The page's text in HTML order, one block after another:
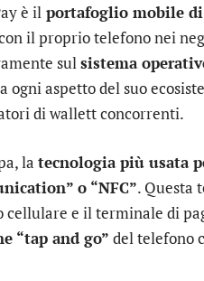
è il portafoglio mobile
il proprio telefono nei
sul sistema
ogni aspetto del suo
di wallett concorrenti.
la tecnologia più usata
o “NFC”. Questa
cellulare e il terminale di
“tap and go” del telefono